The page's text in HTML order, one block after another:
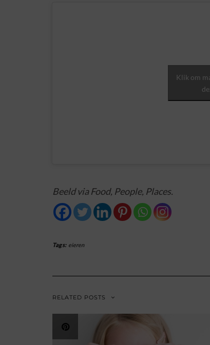
Klik om
Beeld via Food, People, Places.
Tags: eieren
RELATED POSTS